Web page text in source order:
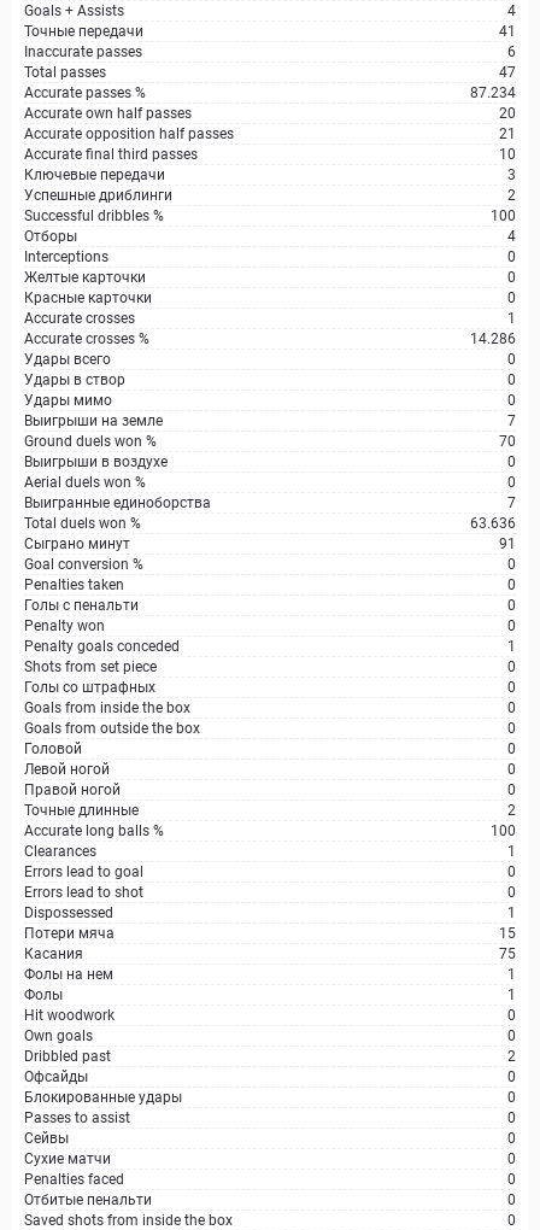
Goals + Assists
4
Точные передачи
41
Inaccurate passes
6
Total passes
47
Accurate passes %
87.234
Accurate own half passes
20
Accurate opposition half passes
21
Accurate final third passes
10
Ключевые передачи
3
Успешные дриблинги
2
Successful dribbles %
100
Отборы
4
Interceptions
0
Желтые карточки
0
Красные карточки
0
Accurate crosses
1
Accurate crosses %
14.286
Удары всего
0
Удары в створ
0
Удары мимо
0
Выигрыши на земле
7
Ground duels won %
70
Выигрыши в воздухе
0
Aerial duels won %
0
Выигранные единоборства
7
Total duels won %
63.636
Сыграно минут
91
Goal conversion %
0
Penalties taken
0
Голы с пенальти
0
Penalty won
0
Penalty goals conceded
1
Shots from set piece
0
Голы со штрафных
0
Goals from inside the box
0
Goals from outside the box
0
Головой
0
Левой ногой
0
Правой ногой
0
Точные длинные
2
Accurate long balls %
100
Clearances
1
Errors lead to goal
0
Errors lead to shot
0
Dispossessed
1
Потери мяча
15
Касания
75
Фолы на нем
1
Фолы
1
Hit woodwork
0
Own goals
0
Dribbled past
2
Офсайды
0
Блокированные удары
0
Passes to assist
0
Сейвы
0
Сухие матчи
0
Penalties faced
0
Отбитые пенальти
0
Saved shots from inside the box
0